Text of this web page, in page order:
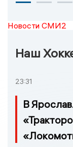
Новости СМИ2
Наш
23:31
В